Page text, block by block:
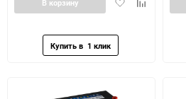
В корзину